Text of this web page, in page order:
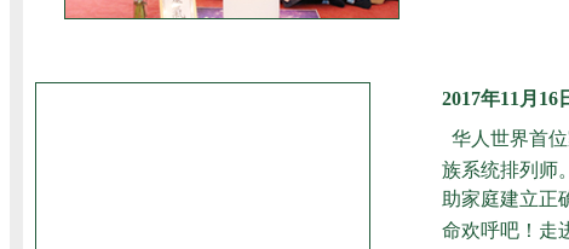
2017年11月
华人世界首
族系统排列师
助家庭建立正
命欢呼吧！走